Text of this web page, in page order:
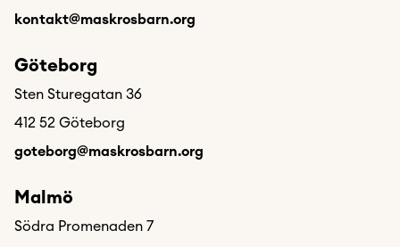
kontakt@maskrosbarn.org
Göteborg
Sten Sturegatan 36
412 52 Göteborg
goteborg@maskrosbarn.org
Malmö
Södra Promenaden 7